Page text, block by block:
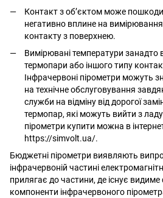
Контакт з об’єктом може
негативно вплине на
контакту з поверхнею.
Вимірювані температури занадто
термопари або іншого типу
Інфрачервоні пірометри можуть
на технічне обслуговування
служби на відміну від дорогої
термопар, які можуть вийти з
пірометри купити можна в
https://simvolt.ua/.
Бюджетні пірометри виявляють
інфрачервоній частині
прилягає до частини, де існує видиме
компоненти інфрачервоного